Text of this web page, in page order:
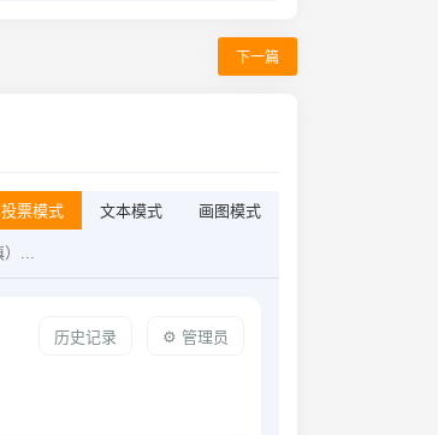
下一篇
投票模式 文本模式 画图模式